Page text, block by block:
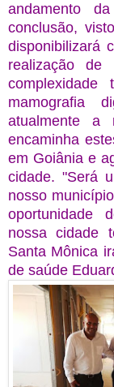
andamento
conclusão,
disponibilizará
realização de
complexidade
mamografia
atualmente a
encaminha
em Goiânia e
cidade. "Será
nosso
oportunidade
nossa cidade
Santa Mônica
de saúde